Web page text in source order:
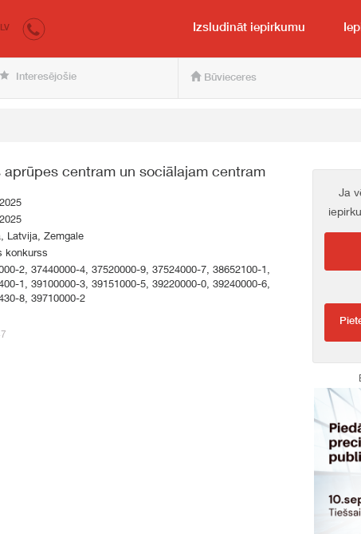
pircējam un pārdevējam
LV Izsludināt iepirkumu
Interesējošie Būvieceres
centram un sociālajam centram
Latvija, Zemgale
konkurss
2, 37440000-4, 37520000-9, 37524000-7, 38652100-1,
1, 39100000-3, 39151000-5, 39220000-0, 39240000-6,
8, 39710000-2
Ja